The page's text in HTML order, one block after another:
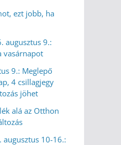
ezt jobb, ha
augusztus 9.:
vasárnapot
9.: Meglepő
4 csillagjegy
jöhet
alá az Otthon
10-16.: